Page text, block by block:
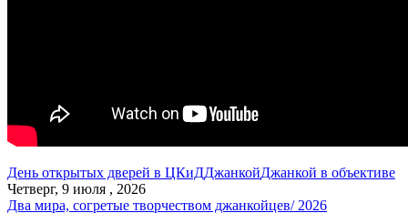
День открытых дверей в ЦКиДДжанкойДжанкой в объективе
Четверг, 9 июля , 2026
Два мира, согретые творчеством джанкойцев/ 2026